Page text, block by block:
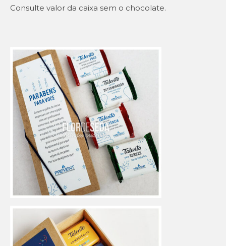
Consulte valor da caixa sem o chocolate.